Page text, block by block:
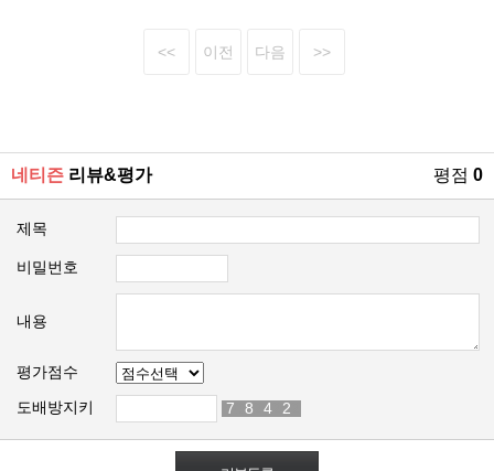
네티즌 리뷰&평가 평점 0
제목
비밀번호
내용
평가점수
도배방지키 7 8 4 2